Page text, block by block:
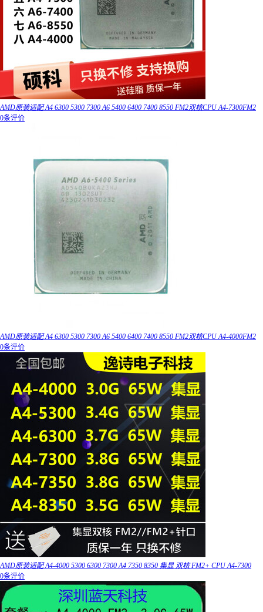
AMD原装适配 A4 6300 5300 7300 A6 5400 6400 7400 8550 FM2双核CPU A4-7300FM2
0条评价
AMD原装适配 A4 6300 5300 7300 A6 5400 6400 7400 8550 FM2双核CPU A4-4000FM2
0条评价
AMD原装适配 A4-4000 5300 6300 7300 A4 7350 8350 集显 双核 FM2+ CPU A4-7300
0条评价